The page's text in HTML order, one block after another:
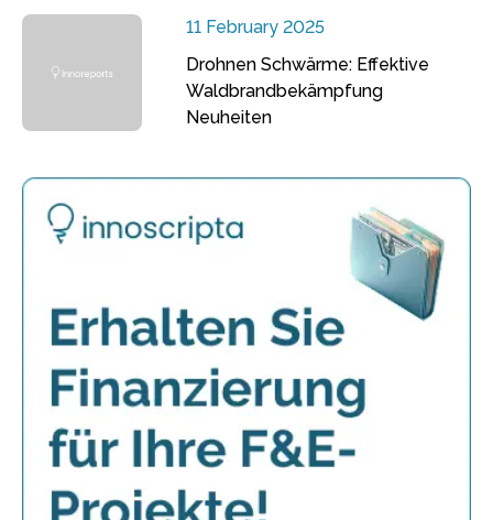
11 February 2025
Drohnen Schwärme: Effektive
Waldbrandbekämpfung
Neuheiten